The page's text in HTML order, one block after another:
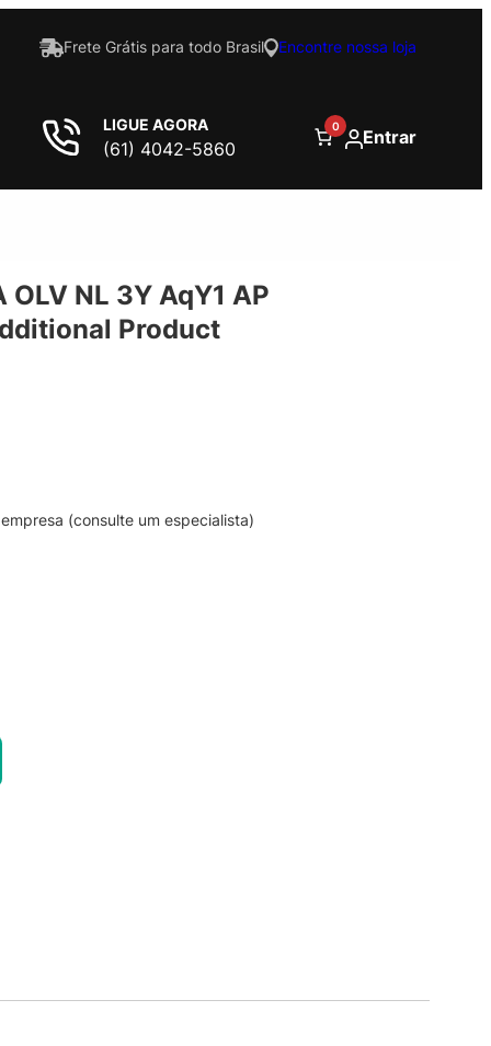
Frete Grátis para todo Brasil Encontre nossa loja
LIGUE AGORA
(61) 4042-5860
0 Entrar
NL 3Y AqY1 AP
Product
(consulte um especialista)